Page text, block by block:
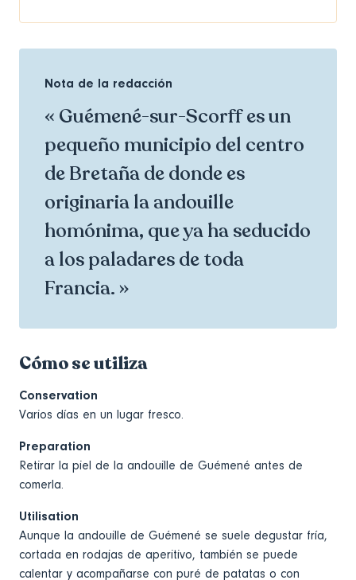
Nota de la redacción
« Guémené-sur-Scorff es un
pequeño municipio del centro
de Bretaña de donde es
originaria la andouille
homónima, que ya ha seducido
a los paladares de toda
Francia. »
Cómo se utiliza
Conservation
Varios días en un lugar fresco.
Preparation
Retirar la piel de la andouille de Guémené antes de
comerla.
Utilisation
Aunque la andouille de Guémené se suele degustar fría,
cortada en rodajas de aperitivo, también se puede
calentar y acompañarse con puré de patatas o con